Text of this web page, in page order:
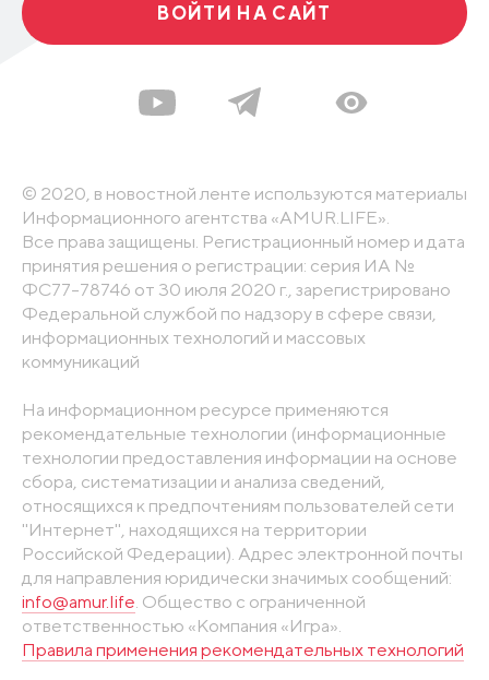
ВОЙТИ НА САЙТ
© 2020, в новостной ленте используются материалы
Информационного агентства «AMUR.LIFE».
Все права защищены. Регистрационный номер и дата
принятия решения о регистрации: серия ИА №
ФС77-78746 от 30 июля 2020 г., зарегистрировано
Федеральной службой по надзору в сфере связи,
информационных технологий и массовых
коммуникаций
На информационном ресурсе применяются
рекомендательные технологии (информационные
технологии предоставления информации на основе
сбора, систематизации и анализа сведений,
относящихся к предпочтениям пользователей сети
"Интернет", находящихся на территории
Российской Федерации). Адрес электронной почты
для направления юридически значимых сообщений:
info@amur.life . Общество с ограниченной
ответственностью «Компания «Игра».
Правила применения рекомендательных технологий